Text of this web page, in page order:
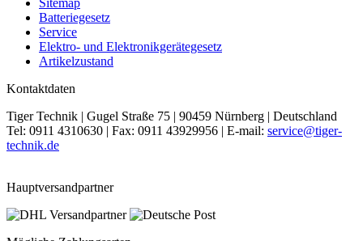
Sitemap
Batteriegesetz
Service
Elektro- und Elektronikgerätegesetz
Artikelzustand
Kontaktdaten
Tiger Technik | Gugel Straße 75 | 90459 Nürnberg | Deutschland
Tel: 0911 4310630 | Fax: 0911 43929956 | E-mail: service@tiger-
technik.de
Hauptversandpartner